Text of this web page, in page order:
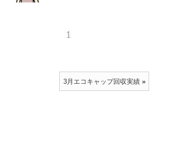
3月エコキャップ回収実績»